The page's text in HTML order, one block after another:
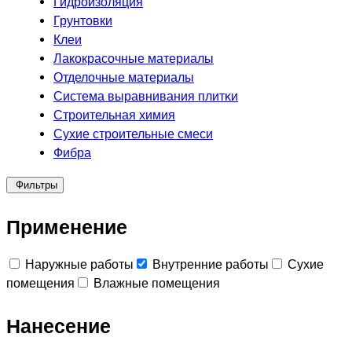
Грунтовки
Клеи
Лакокрасочные материалы
Отделочные материалы
Система выравнивания плитĸи
Строительная химия
Сухие строительные смеси
Фибра
Фильтры
Применение
Наружные работы Внутренние работы
Сухие
помещения
Влажные помещения
Нанесение